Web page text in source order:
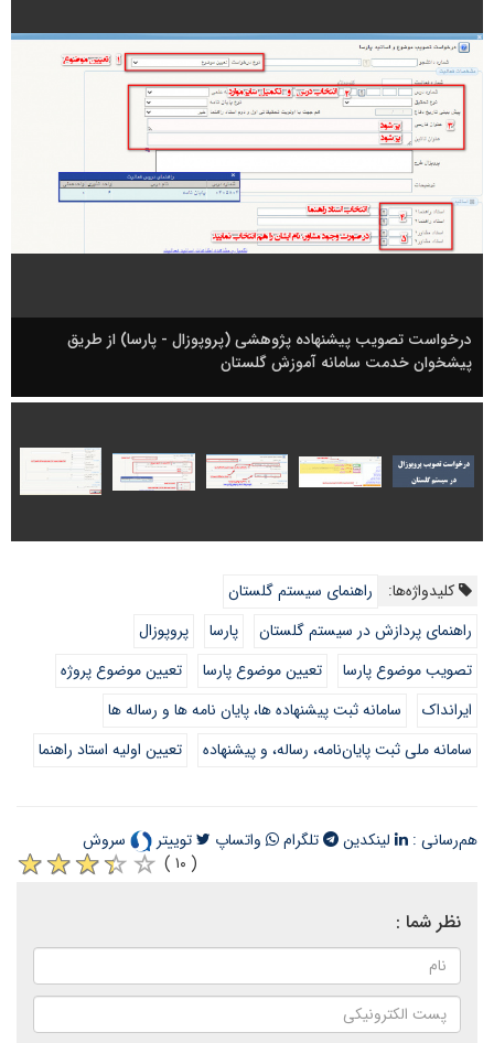
درخواست تصویب پیشنهاده پژوهشی (پروپوزال - پارسا) از طریق
پیشخوان خدمت سامانه آموزش گلستان
کلیدواژه‌ها:
راهنمای سیستم گلستان
راهنمای پردازش در سیستم گلستان
پارسا
پروپوزال
تصویب موضوع پارسا
تعیین موضوع پارسا
تعیین موضوع پروژه
ایرانداک
سامانه ثبت پیشنهاده ها، پایان نامه ها و رساله ها
سامانه ملی ثبت پایان‌نامه‌، رساله، و پیشنهاده‌
تعیین اولیه استاد راهنما
هم‌رسانی : لینکدین تلگرام واتساپ توییتر
سروش
( ۱۰ )
نظر شما :